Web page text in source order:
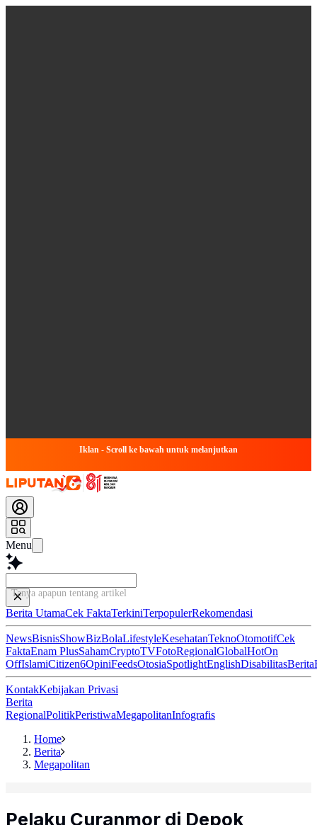
Iklan - Scroll ke bawah untuk melanjutkan
Menu
Tanya apapun tentang artikel ini...
Berita UtamaCek FaktaTerkiniTerpopulerRekomendasi
NewsBisnisShowBizBolaLifestyleKesehatanTeknoOtomotifCek
FaktaEnam PlusSahamCryptoTVFotoRegionalGlobalHotOn
OffIslamiCitizen6OpiniFeedsOtosiaSpotlightEnglishDisabilitasBerita
KontakKebijakan Privasi
Berita
RegionalPolitikPeristiwaMegapolitanInfografis
Home
Berita
Megapolitan
Pelaku Curanmor di Depok